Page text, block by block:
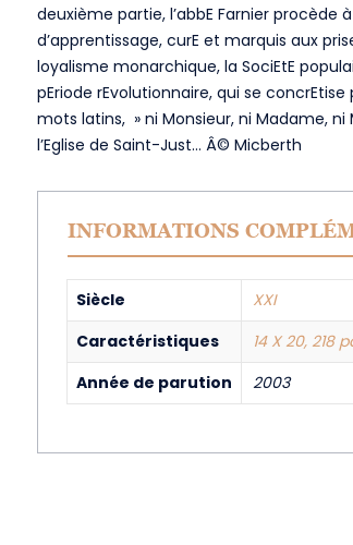
deuxième partie, l’abbE Farnier procède
d’apprentissage, curE et marquis aux
loyalisme monarchique, la SociEtE
pEriode rEvolutionnaire, qui se
mots latins, » ni Monsieur, ni Madame, ni
l’Eglise de Saint-Just… Â© Micberth
INFORMATIONS
Siècle
XXI
Caractéristiques
14 X 20, 218
Année de parution
2003